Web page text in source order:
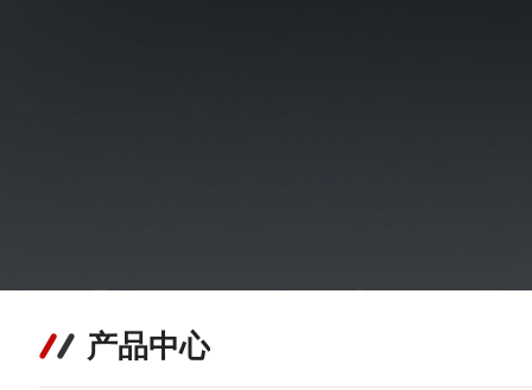
产品中心